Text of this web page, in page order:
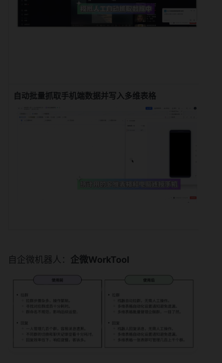
自动批量抓取手机端数据并写入多维表格
自企微机器人： 企微WorkTool